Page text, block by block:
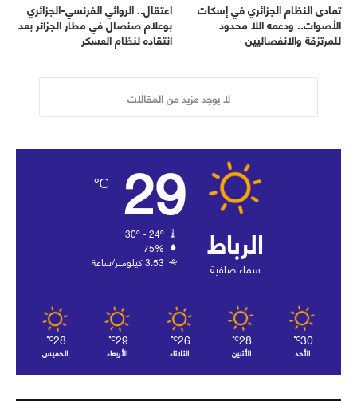
تمادى النظام الجزائري في إسكات
الأصوات.. ودعمه اللا محدود
للمرتزقة والانفصاليين
اعتقال.. الروائي الفرنسي-الجزائري
بوعلام صنصال في مطار الجزائر بعد
انتقاده لنظام العسكر
لا يوجد مزيد من المقالات
الرباط
سماء صافية
29
℃
75%
3.53 كيلومتر/ساعة
30
℃
الأحد
28
℃
الأثنين
26
℃
الثلاثاء
29
℃
الأربعاء
28
℃
الخميس